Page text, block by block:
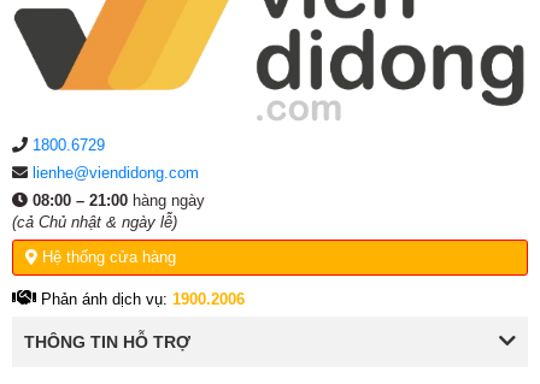
1800.6729
lienhe@viendidong.com
08:00 – 21:00 hàng ngày
(cả Chủ nhật & ngày lễ)
Hệ thống cửa hàng
Phản ánh dịch vụ: 1900.2006
THÔNG TIN HỖ TRỢ